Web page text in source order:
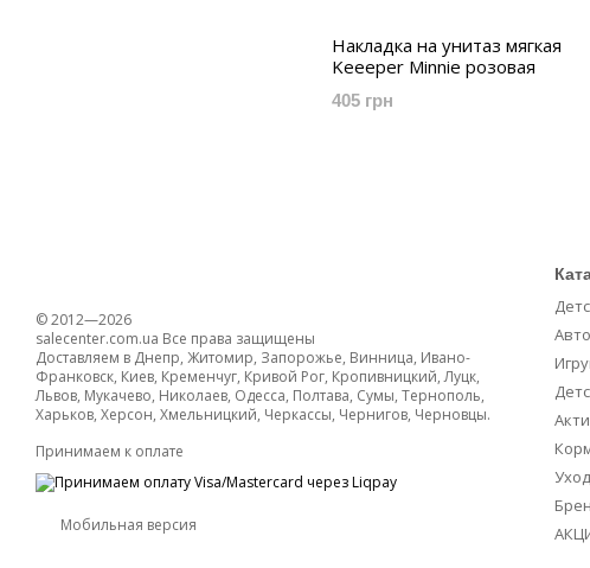
Накладка на унитаз мягкая
Keeeper Minnie розовая
405 грн
© 2012—2026
salecenter.com.ua Все права защищены
Доставляем в Днепр, Житомир, Запорожье, Винница, Ивано-
Франковск, Киев, Кременчуг, Кривой Рог, Кропивницкий, Луцк,
Львов, Мукачево, Николаев, Одесса, Полтава, Сумы, Тернополь,
Харьков, Херсон, Хмельницкий, Черкассы, Чернигов, Черновцы.
Принимаем к оплате
Мобильная версия